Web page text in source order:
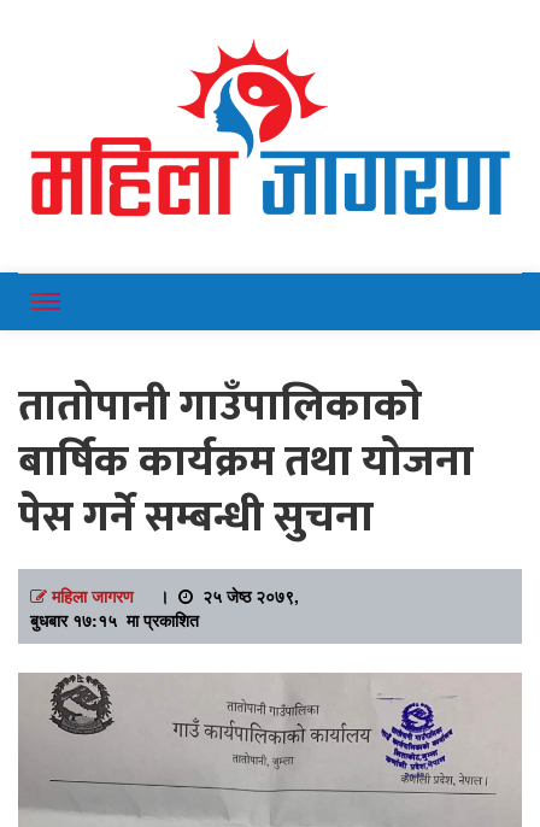
Mahilajagaran
ताताेपानी गाउँपालिकाकाे
बार्षिक कार्यक्रम तथा याेजना
पेस गर्ने सम्बन्धी सुचना
महिला जागरण।
२५ जेष्ठ २०७९,
बुधबार १७:१५ मा प्रकाशित